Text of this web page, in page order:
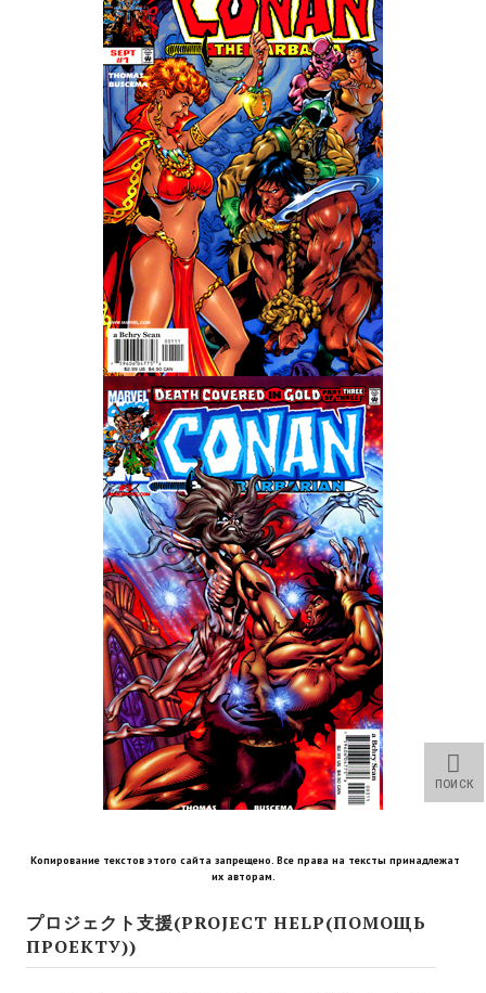
Apella 2.0 CBBE SSE BodySlide (with Physics)
Kitana CBBE SSE BodySlide (with Physics)
Nekomimi
New Light Skyrim SE
SB Corset Armor CBBE SSE BodySlide (with Physics)
Wedding Wear CBBE SSE BodySlide (with Physics)
Работы Тестера 55
Наёмный оборотень
Небесный воин
Немного героев меча и магии
Расширенная версия Х3
REBalance
Работы Kuroneko
Doom 3 Remaster Fan Edition
X2 - The Threat Remaster Fan Edition
Quake III Arena Remaster Fan Edition
Star Trek Voyager Elite Force Remaster Fan Edition
Sacred Gold Remaster Fan Edition
Aliens versus Predator 1 Remaster Fan Edition
Age of Pirates: Caribbean Tales Remaster Fan Edition
Корсары 3 Сундук мертвеца Remaster Fan Edition
Копирование текстов этого сайта запрещено. Все права на тексты принадлежат
их авторам.
プロジェクト支援(PROJECT HELP(ПОМОЩЬ
ПРОЕКТУ))
ПОИСК